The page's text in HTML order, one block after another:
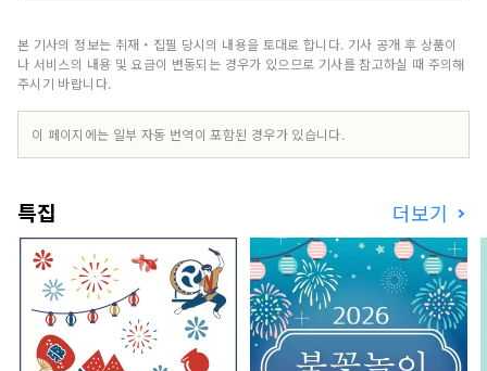
보이는 정원도 완비. 예술과 자연을 맛보면서 리조
트 기분으로 천천히 보내십시오. 1982년에 개관해,
간의 쇄신과 설비의 갱신을 목적으로, 개수 공사를
실시했습니다. 로비 에리어, 전시 스페이스의 설계
는, 세계를 무대로 활약하는 현대 미술 작가 스기모
세, 근세에 이용된 소재나 기법을 현대에 어떻게 재
구축해 계승해 나갈 것인가의 질문에 임해, 다양한
시도 중에서, 일본의 전통적인 소재를 이용한 현대
적인 공간 를 낳고, 멋진 MOA MUSEUM OF ART
을 구현하고 있습니다.
본 기사의 정보는 취재・집필 당시의 내용을 토대로 합니다. 기사 공개 후 상품이
나 서비스의 내용 및 요금이 변동되는 경우가 있으므로 기사를 참고하실 때 주의해
주시기 바랍니다.
이 페이지에는 일부 자동 번역이 포함된 경우가 있습니다.
특집 더보기